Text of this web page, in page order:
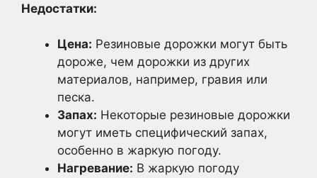
Недостатки:
Цена: Резиновые дорожки могут быть
дороже, чем дорожки из других
материалов, например, гравия или
песка.
Запах: Некоторые резиновые дорожки
могут иметь специфический запах,
особенно в жаркую погоду.
Нагревание: В жаркую погоду